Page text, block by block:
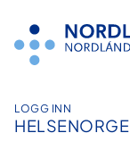
innhold
LOGG INN
HELSENORGE